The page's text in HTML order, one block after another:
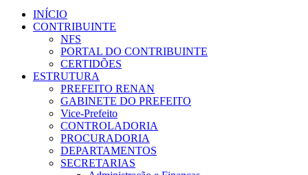
INÍCIO
CONTRIBUINTE
NFS
PORTAL DO CONTRIBUINTE
CERTIDÕES
ESTRUTURA
PREFEITO RENAN
GABINETE DO PREFEITO
Vice-Prefeito
CONTROLADORIA
PROCURADORIA
DEPARTAMENTOS
SECRETARIAS